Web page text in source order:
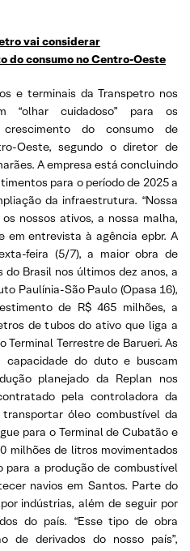
vai considerar
do consumo no Centro-Oeste
e terminais da Transpetro nos
“olhar cuidadoso” para os
do consumo de
Oeste, segundo o diretor de
A empresa está concluindo
para o período de 2025 a
da infraestrutura. “Nossa
nossos ativos, a nossa malha,
em entrevista à agência epbr. A
feira (5/7), a maior obra de
Brasil nos últimos dez anos, a
Paulínia-São Paulo (Opasa 16),
de R$ 465 milhões, a
de tubos do ativo que liga a
Terminal Terrestre de Barueri. As
capacidade do duto e buscam
planejado da Replan nos
pela controladora da
óleo combustível da
para o Terminal de Cubatão e
milhões de litros movimentados
para a produção de combustível
navios em Santos. Parte do
indústrias, além de seguir por
do país. “Esse tipo de obra
de derivados do nosso país”,